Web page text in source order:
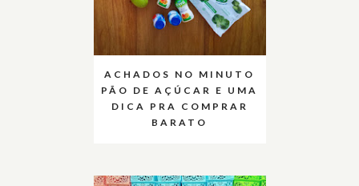
ACHADOS NO MINUTO
PÃO DE AÇÚCAR E UMA
DICA PRA COMPRAR
BARATO